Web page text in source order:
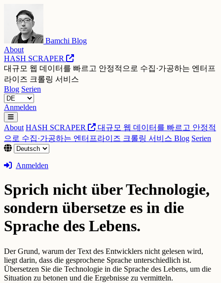
Bamchi Blog
About
HASH SCRAPER
대규모 웹 데이터를 빠르고 안정적으로 수집·가공하는 엔터프
라이즈 크롤링 서비스
Blog Serien
Anmelden
About HASH SCRAPER
대규모 웹 데이터를 빠르고 안정적
으로 수집·가공하는 엔터프라이즈 크롤링 서비스 Blog Serien
Anmelden
Sprich nicht über Technologie,
sondern übersetze es in die
Sprache des Lebens.
Der Grund, warum der Text des Entwicklers nicht gelesen wird,
liegt darin, dass die gesprochene Sprache unterschiedlich ist.
Übersetzen Sie die Technologie in die Sprache des Lebens, um die
Situation zu betonen und die Ergebnisse zu vermitteln.